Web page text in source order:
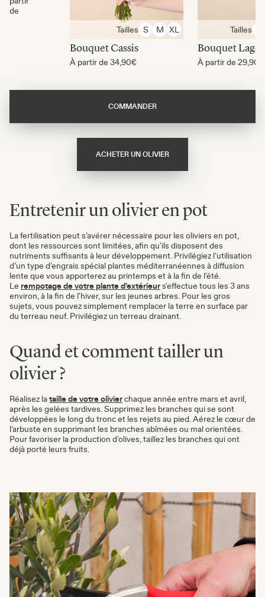
de
Tailles S M XL
Bouquet Cassis
À partir de 34,90€
Tailles
Bouquet Lago
À partir de 29,90€
COMMANDER
ACHETER UN OLIVIER
Entretenir un olivier en pot
La fertilisation peut s’avérer nécessaire pour les oliviers en pot,
dont les ressources sont limitées, afin qu’ils disposent des
nutriments suffisants à leur développement. Privilégiez l’utilisation
d’un type d’engrais spécial plantes méditerranéennes à diffusion
lente que vous apporterez au printemps et à la fin de l’été.
Le rempotage de votre plante d'extérieur s'effectue tous les 3 ans
environ, à la fin de l'hiver, sur les jeunes arbres. Pour les gros
sujets, vous pouvez simplement remplacer la terre en surface par
du terreau neuf. Privilégiez un terreau drainant.
Quand et comment tailler un
olivier ?
Réalisez la taille de votre olivier chaque année entre mars et avril,
après les gelées tardives. Supprimez les branches qui se sont
développées le long du tronc et les rejets au pied. Aérez le cœur de
l’arbuste en supprimant les branches abîmées ou mal orientées.
Pour favoriser la production d’olives, taillez les branches qui ont
déjà porté leurs fruits.